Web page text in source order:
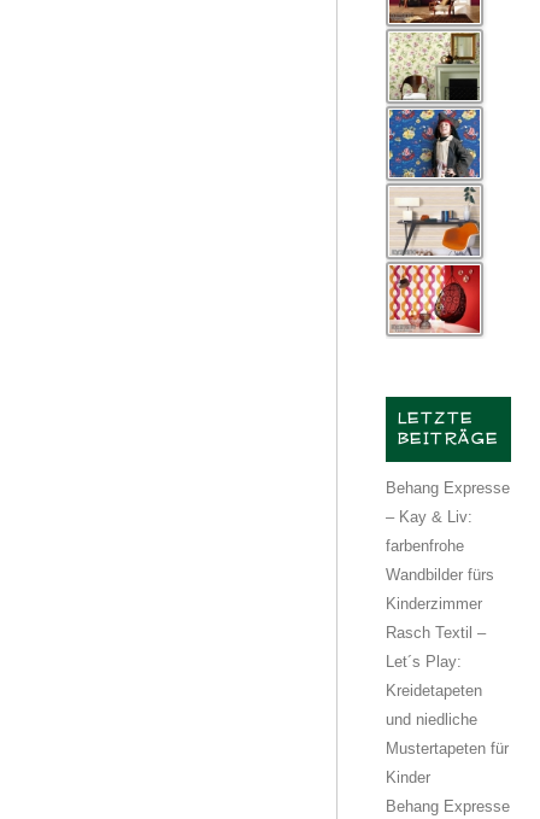
LETZTE
BEITRÄGE
Behang Expresse
– Kay & Liv:
farbenfrohe
Wandbilder fürs
Kinderzimmer
Rasch Textil –
Let´s Play:
Kreidetapeten
und niedliche
Mustertapeten für
Kinder
Behang Expresse